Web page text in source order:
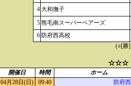
4 大和撫子
5 熊毛南スーパーベアーズ
6 防府西高校
(○[勝
☆☆☆
開催日 時間 ホーム
04月28日(日) 09:40
防府